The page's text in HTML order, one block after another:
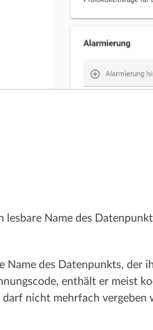
lesbare Name des
Name des Datenpunkts, der
enthält er meist
nicht mehrfach vergeben